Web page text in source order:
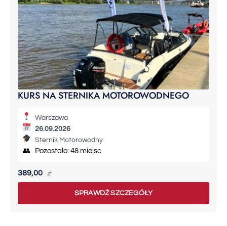
KURS NA STERNIKA MOTOROWODNEGO
Warszawa
26.09.2026
Sternik Motorowodny
👥 Pozostało: 48 miejsc
389,00 zł
SPRAWDŹ SZCZEGÓŁY